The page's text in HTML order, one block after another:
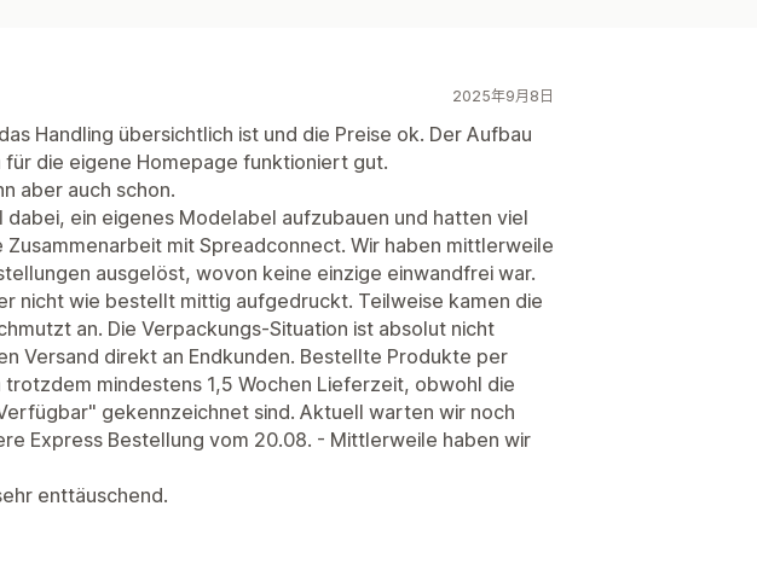
2025年9月8日
Handling übersichtlich ist und die Preise ok. Der Aufbau
die eigene Homepage funktioniert gut.
aber auch schon.
dabei, ein eigenes Modelabel aufzubauen und hatten viel
Zusammenarbeit mit Spreadconnect. Wir haben mittlerweile
ausgelöst, wovon keine einzige einwandfrei war.
nicht wie bestellt mittig aufgedruckt. Teilweise kamen die
an. Die Verpackungs-Situation ist absolut nicht
Versand direkt an Endkunden. Bestellte Produkte per
trotzdem mindestens 1,5 Wochen Lieferzeit, obwohl die
gekennzeichnet sind. Aktuell warten wir noch
Express Bestellung vom 20.08. - Mittlerweile haben wir
enttäuschend.